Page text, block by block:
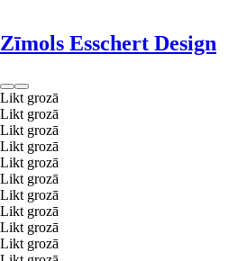
Zīmols Esschert Design
Likt grozā
Likt grozā
Likt grozā
Likt grozā
Likt grozā
Likt grozā
Likt grozā
Likt grozā
Likt grozā
Likt grozā